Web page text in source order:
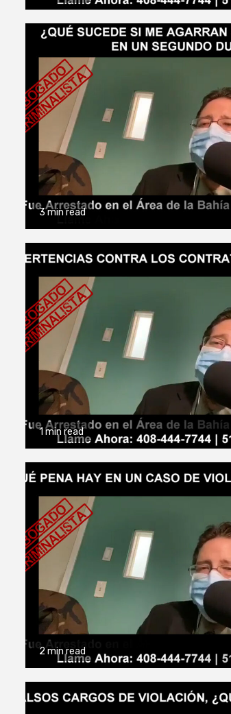
3 min read
1 min read
2 min read